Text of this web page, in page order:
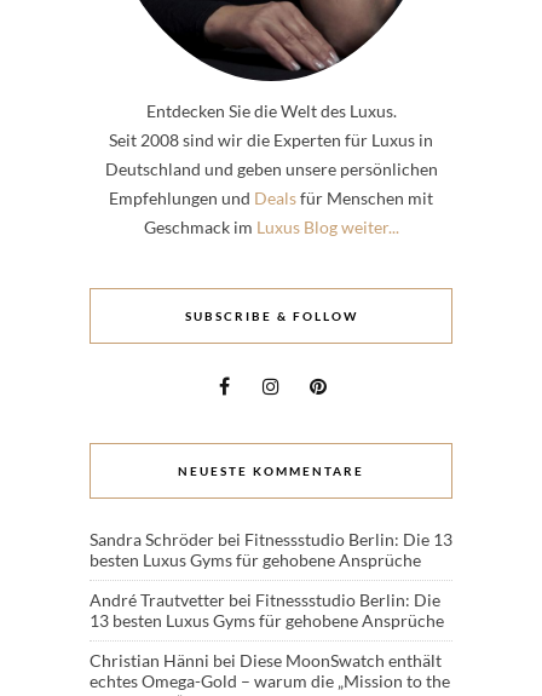
Entdecken Sie die Welt des Luxus.
Seit 2008 sind wir die Experten für Luxus in
Deutschland und geben unsere persönlichen
Empfehlungen und Dealsfür Menschen mit
Geschmack im Luxus Blog weiter...
SUBSCRIBE & FOLLOW
NEUESTE KOMMENTARE
Sandra Schröder bei Fitnessstudio Berlin: Die 13
besten Luxus Gyms für gehobene Ansprüche
André Trautvetter bei Fitnessstudio Berlin: Die
13 besten Luxus Gyms für gehobene Ansprüche
Christian Hänni bei Diese MoonSwatch enthält
echtes Omega-Gold – warum die „Mission to the